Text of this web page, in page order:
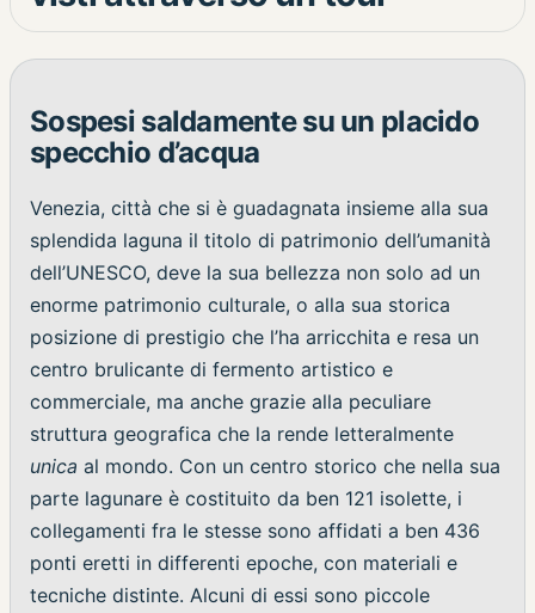
Sospesi saldamente su un placido
specchio d’acqua
Venezia, città che si è guadagnata insieme alla sua
splendida laguna il titolo di patrimonio dell’umanità
dell’UNESCO, deve la sua bellezza non solo ad un
enorme patrimonio culturale, o alla sua storica
posizione di prestigio che l’ha arricchita e resa un
centro brulicante di fermento artistico e
commerciale, ma anche grazie alla peculiare
struttura geografica che la rende letteralmente
unica al mondo. Con un centro storico che nella sua
parte lagunare è costituito da ben 121 isolette, i
collegamenti fra le stesse sono affidati a ben 436
ponti eretti in differenti epoche, con materiali e
tecniche distinte. Alcuni di essi sono piccole